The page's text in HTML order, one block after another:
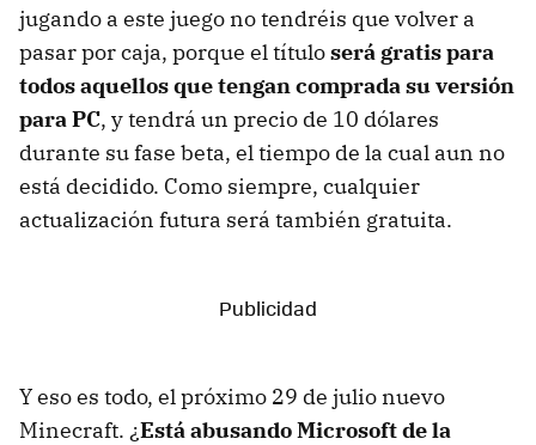
jugando a este juego no tendréis que volver a
pasar por caja, porque el títuloserá gratis para
todos aquellos que tengan comprada su versión
para PC, y tendrá un precio de 10 dólares
durante su fase beta, el tiempo de la cual aun no
está decidido. Como siempre, cualquier
actualización futura será también gratuita.
Y eso es todo, el próximo 29 de julio nuevo
Minecraft. ¿Está abusando Microsoft de la